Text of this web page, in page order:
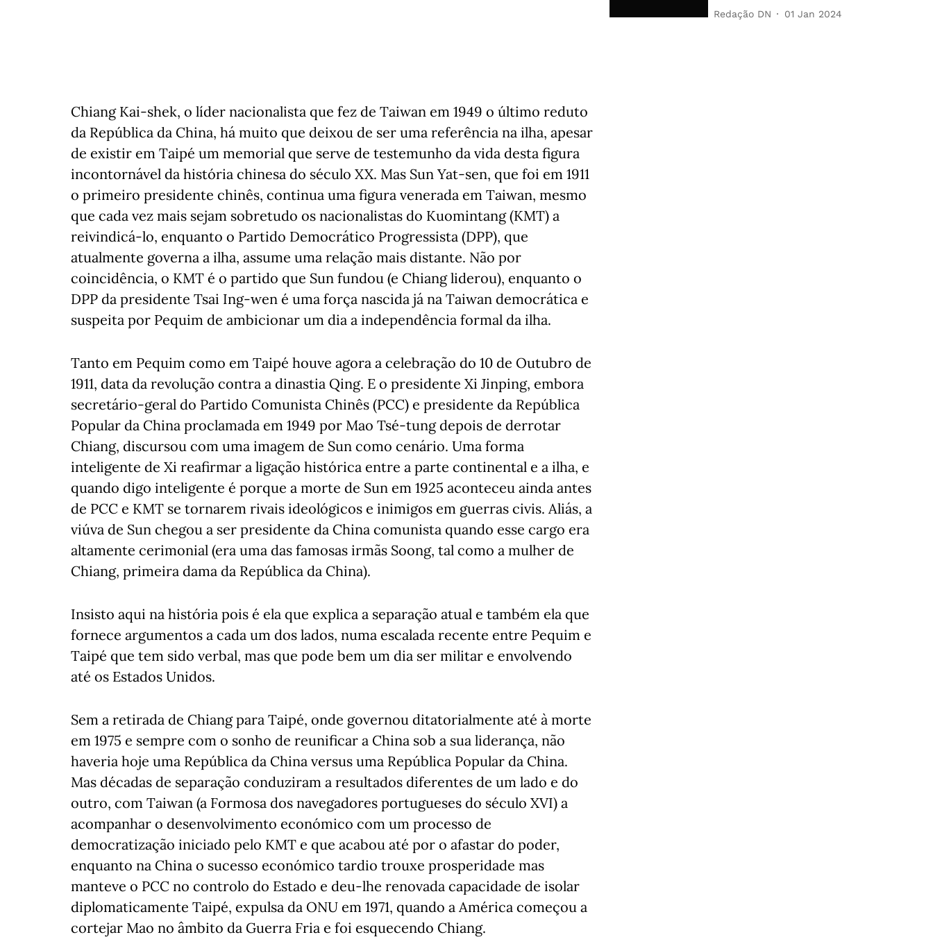
Chiang Kai-shek, o líder nacionalista que fez de Taiwan em 1949 o último reduto
da República da China, há muito que deixou de ser uma referência na ilha, apesar
de existir em Taipé um memorial que serve de testemunho da vida desta figura
incontornável da história chinesa do século XX. Mas Sun Yat-sen, que foi em 1911
o primeiro presidente chinês, continua uma figura venerada em Taiwan, mesmo
que cada vez mais sejam sobretudo os nacionalistas do Kuomintang (KMT) a
reivindicá-lo, enquanto o Partido Democrático Progressista (DPP), que
atualmente governa a ilha, assume uma relação mais distante. Não por
coincidência, o KMT é o partido que Sun fundou (e Chiang liderou), enquanto o
DPP da presidente Tsai Ing-wen é uma força nascida já na Taiwan democrática e
suspeita por Pequim de ambicionar um dia a independência formal da ilha.
Tanto em Pequim como em Taipé houve agora a celebração do 10 de Outubro de
1911, data da revolução contra a dinastia Qing. E o presidente Xi Jinping, embora
secretário-geral do Partido Comunista Chinês (PCC) e presidente da República
Popular da China proclamada em 1949 por Mao Tsé-tung depois de derrotar
Chiang, discursou com uma imagem de Sun como cenário. Uma forma
inteligente de Xi reafirmar a ligação histórica entre a parte continental e a ilha, e
quando digo inteligente é porque a morte de Sun em 1925 aconteceu ainda antes
de PCC e KMT se tornarem rivais ideológicos e inimigos em guerras civis. Aliás, a
viúva de Sun chegou a ser presidente da China comunista quando esse cargo era
altamente cerimonial (era uma das famosas irmãs Soong, tal como a mulher de
Chiang, primeira dama da República da China).
Insisto aqui na história pois é ela que explica a separação atual e também ela que
fornece argumentos a cada um dos lados, numa escalada recente entre Pequim e
Taipé que tem sido verbal, mas que pode bem um dia ser militar e envolvendo
até os Estados Unidos.
Sem a retirada de Chiang para Taipé, onde governou ditatorialmente até à morte
em 1975 e sempre com o sonho de reunificar a China sob a sua liderança, não
haveria hoje uma República da China versus uma República Popular da China.
Mas décadas de separação conduziram a resultados diferentes de um lado e do
outro, com Taiwan (a Formosa dos navegadores portugueses do século XVI) a
acompanhar o desenvolvimento económico com um processo de
democratização iniciado pelo KMT e que acabou até por o afastar do poder,
enquanto na China o sucesso económico tardio trouxe prosperidade mas
manteve o PCC no controlo do Estado e deu-lhe renovada capacidade de isolar
diplomaticamente Taipé, expulsa da ONU em 1971, quando a América começou a
cortejar Mao no âmbito da Guerra Fria e foi esquecendo Chiang.
Redação DN 01 Jan 2024